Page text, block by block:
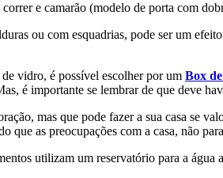
e camarão (modelo de porta com
ou com esquadrias, pode ser um
vidro, é possível escolher por um Box
é importante se lembrar de que deve
mas que pode fazer a sua casa se
que as preocupações com a casa, não
utilizam um reservatório para a